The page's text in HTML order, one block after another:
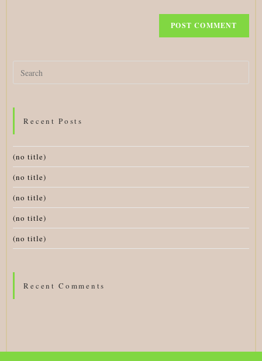
Recent Posts
(no title)
(no title)
(no title)
(no title)
(no title)
Recent Comments